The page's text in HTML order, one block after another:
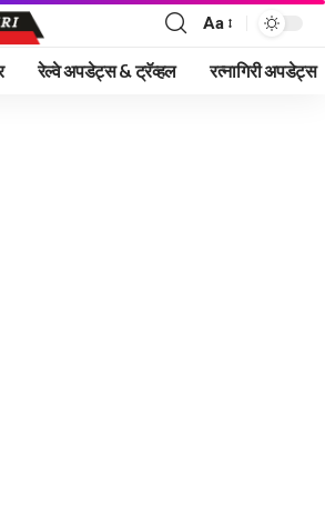
Font
Resizer
Aa
रेल्वे अपडेट्स & ट्रॅव्हल रत्नागिरी अपडेट्स